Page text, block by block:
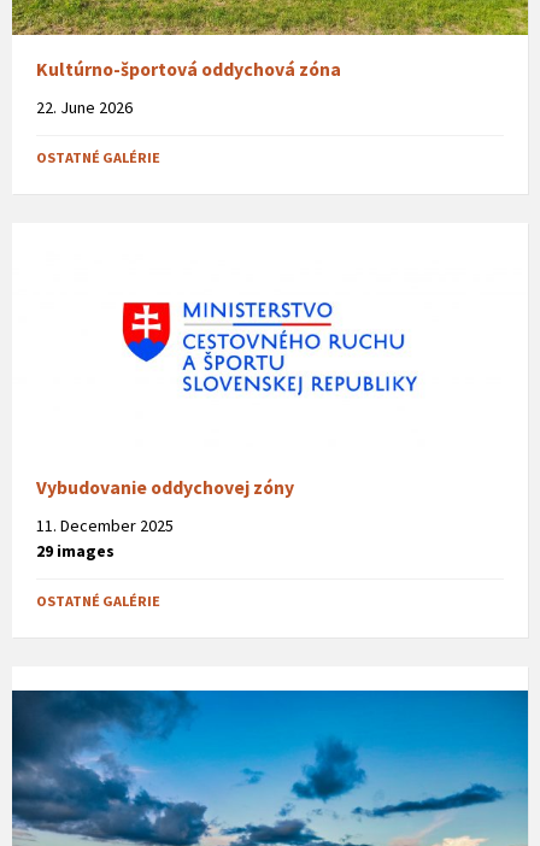
Kultúrno-športová oddychová zóna
22. June 2026
OSTATNÉ GALÉRIE
Vybudovanie oddychovej zóny
11. December 2025
29 images
OSTATNÉ GALÉRIE